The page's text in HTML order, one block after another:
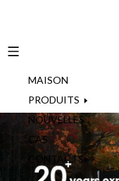
MAISON
PRODUITS
NOUVELLES
CAS
CONTACTS